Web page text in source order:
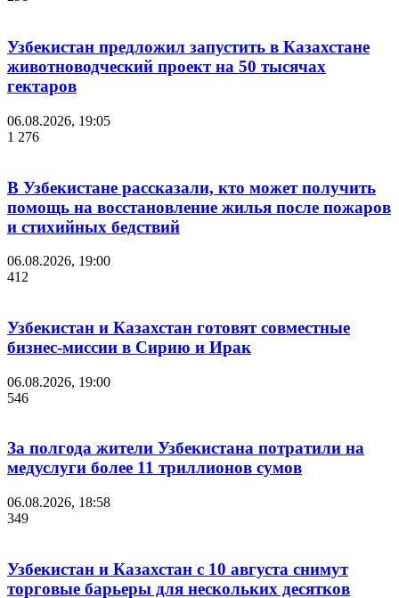
Узбекистан предложил запустить в Казахстане
животноводческий проект на 50 тысячах
гектаров
06.08.2026, 19:05
1 276
В Узбекистане рассказали, кто может получить
помощь на восстановление жилья после пожаров
и стихийных бедствий
06.08.2026, 19:00
412
Узбекистан и Казахстан готовят совместные
бизнес-миссии в Сирию и Ирак
06.08.2026, 19:00
546
За полгода жители Узбекистана потратили на
медуслуги более 11 триллионов сумов
06.08.2026, 18:58
349
Узбекистан и Казахстан с 10 августа снимут
торговые барьеры для нескольких десятков